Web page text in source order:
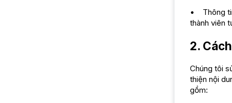
• Thông
thành viên
2.
Chúng tôi
thiện nội
gồm: